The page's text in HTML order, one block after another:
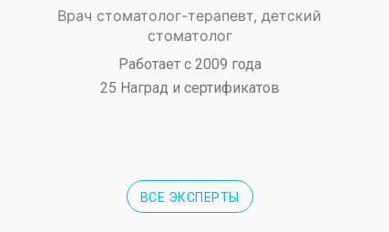
Врач стоматолог-терапевт, детский
стоматолог
Работает с 2009 года
25 Наград и сертификатов
ВСЕ ЭКСПЕРТЫ